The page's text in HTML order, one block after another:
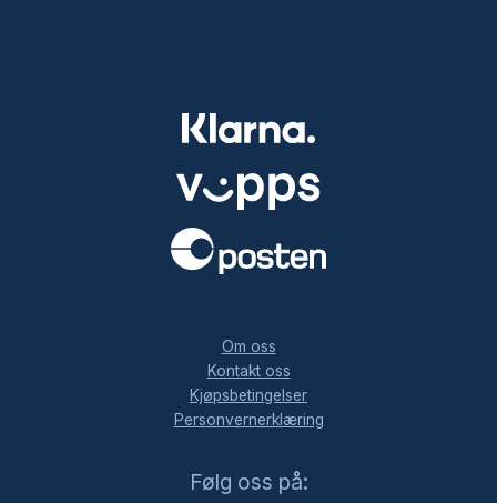
Om oss
Kontakt oss
Kjøpsbetingelser
Personvernerklæring
Følg oss på:
Facebook
Instagram
LinkedIn